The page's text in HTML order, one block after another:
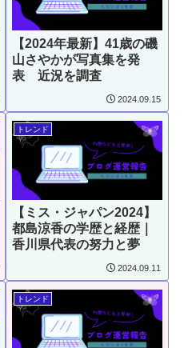
【2024年最新】41歳の磯
山さやかが写真集を発
表 近況を調査
2024.09.15
トレンド
【ミス・ジャパン2024】
都島涼香の学歴と経歴｜
香川県代表の努力と夢
2024.09.11
トレンド